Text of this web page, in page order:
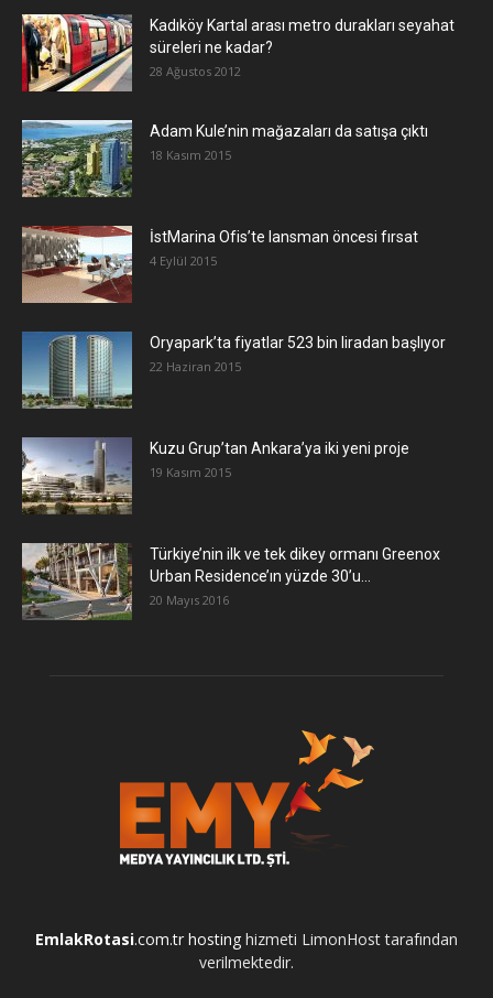
Kadıköy Kartal arası metro durakları seyahat
süreleri ne kadar?
28 Ağustos 2012
Adam Kule’nin mağazaları da satışa çıktı
18 Kasım 2015
İstMarina Ofis’te lansman öncesi fırsat
4 Eylül 2015
Oryapark’ta fiyatlar 523 bin liradan başlıyor
22 Haziran 2015
​Kuzu Grup’tan Ankara’ya iki yeni proje
19 Kasım 2015
Türkiye’nin ilk ve tek dikey ormanı Greenox
Urban Residence’ın yüzde 30’u...
20 Mayıs 2016
EmlakRotasi.com.tr hosting hizmeti LimonHost tarafından
verilmektedir.